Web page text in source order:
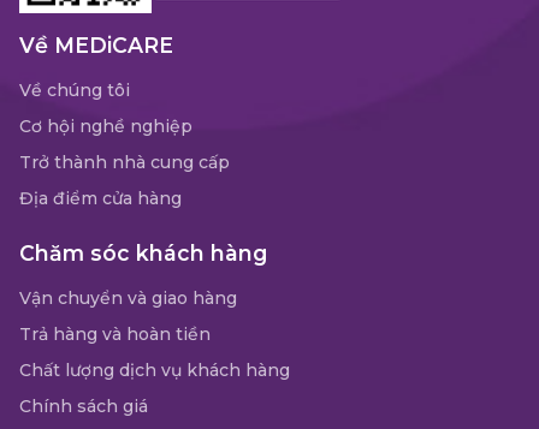
Về MEDiCARE
Về chúng tôi
Cơ hội nghề nghiệp
Trở thành nhà cung cấp
Địa điểm cửa hàng
Chăm sóc khách hàng
Vận chuyển và giao hàng
Trả hàng và hoàn tiền
Chất lượng dịch vụ khách hàng
Chính sách giá